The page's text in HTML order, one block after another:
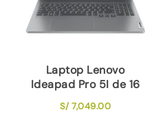
Laptop Lenovo
Ideapad Pro 5I de 16
S/7,049.00